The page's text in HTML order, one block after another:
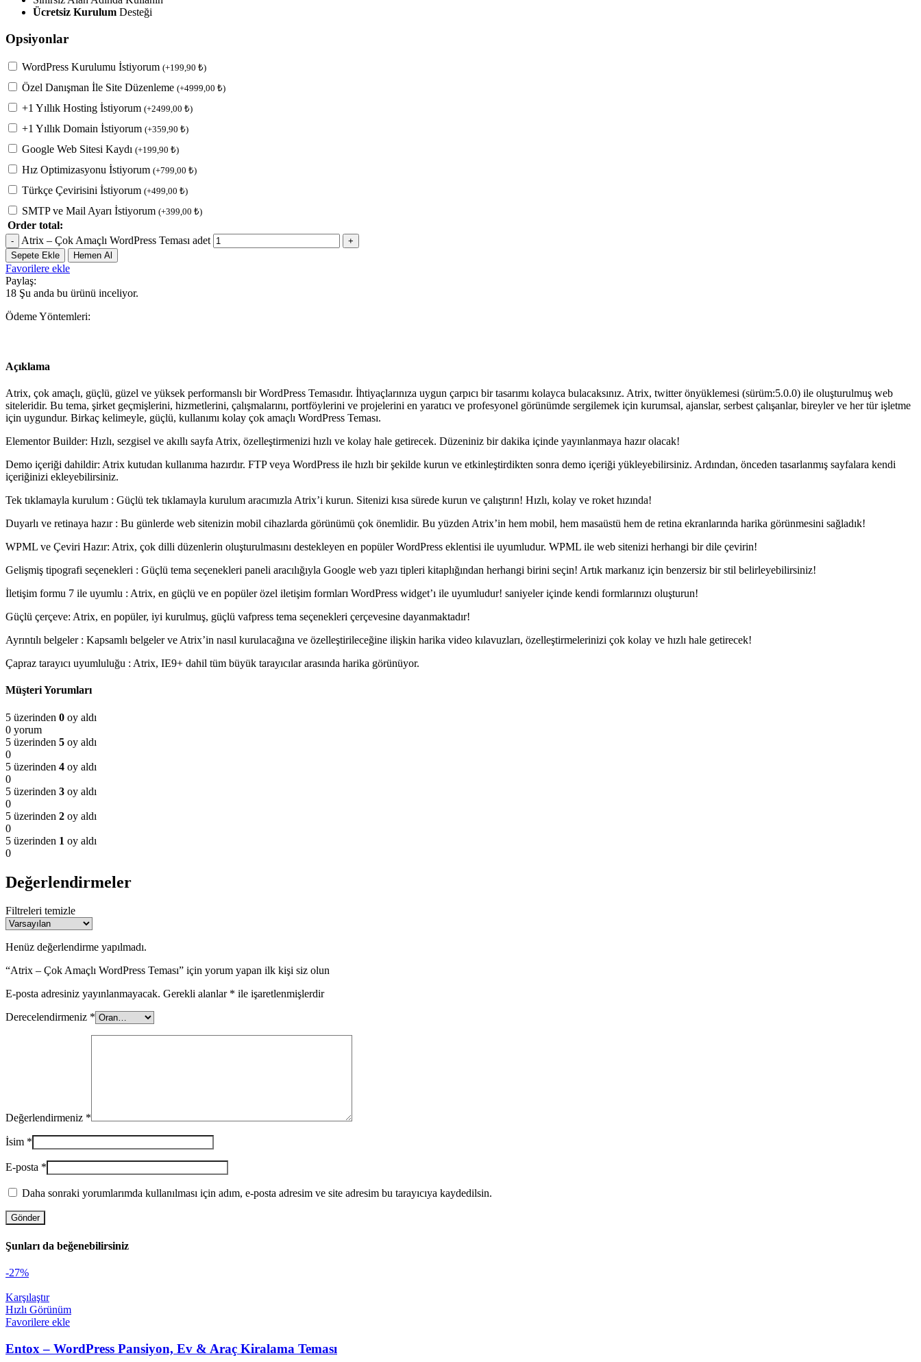
Ücretsiz Kurulum Desteği
Opsiyonlar
WordPress Kurulumu İstiyorum (+199,90 ₺)
Özel Danışman İle Site Düzenleme (+4999,00 ₺)
+1 Yıllık Hosting İstiyorum (+2499,00 ₺)
+1 Yıllık Domain İstiyorum (+359,90 ₺)
Google Web Sitesi Kaydı (+199,90 ₺)
Hız Optimizasyonu İstiyorum (+799,00 ₺)
Türkçe Çevirisini İstiyorum (+499,00 ₺)
SMTP ve Mail Ayarı İstiyorum (+399,00 ₺)
Order total:
Atrix – Çok Amaçlı WordPress Teması adet
Sepete Ekle Hemen Al
Favorilere ekle
Paylaş:
18 Şu anda bu ürünü inceliyor.
Ödeme Yöntemleri:
Açıklama
Atrix, çok amaçlı, güçlü, güzel ve yüksek performanslı bir WordPress Temasıdır. İhtiyaçlarınıza uygun çarpıcı bir tasarımı kolayca bulacaksınız. Atrix, twitter önyüklemesi (sürüm:5.0.0) ile oluşturulmuş web
siteleridir. Bu tema, şirket geçmişlerini, hizmetlerini, çalışmalarını, portföylerini ve projelerini en yaratıcı ve profesyonel görünümde sergilemek için kurumsal, ajanslar, serbest çalışanlar, bireyler ve her tür işletme
için uygundur. Birkaç kelimeyle, güçlü, kullanımı kolay çok amaçlı WordPress Teması.
Elementor Builder: Hızlı, sezgisel ve akıllı sayfa Atrix, özelleştirmenizi hızlı ve kolay hale getirecek. Düzeniniz bir dakika içinde yayınlanmaya hazır olacak!
Demo içeriği dahildir: Atrix kutudan kullanıma hazırdır. FTP veya WordPress ile hızlı bir şekilde kurun ve etkinleştirdikten sonra demo içeriği yükleyebilirsiniz. Ardından, önceden tasarlanmış sayfalara kendi
içeriğinizi ekleyebilirsiniz.
Tek tıklamayla kurulum : Güçlü tek tıklamayla kurulum aracımızla Atrix’i kurun. Sitenizi kısa sürede kurun ve çalıştırın! Hızlı, kolay ve roket hızında!
Duyarlı ve retinaya hazır : Bu günlerde web sitenizin mobil cihazlarda görünümü çok önemlidir. Bu yüzden Atrix’in hem mobil, hem masaüstü hem de retina ekranlarında harika görünmesini sağladık!
WPML ve Çeviri Hazır: Atrix, çok dilli düzenlerin oluşturulmasını destekleyen en popüler WordPress eklentisi ile uyumludur. WPML ile web sitenizi herhangi bir dile çevirin!
Gelişmiş tipografi seçenekleri : Güçlü tema seçenekleri paneli aracılığıyla Google web yazı tipleri kitaplığından herhangi birini seçin! Artık markanız için benzersiz bir stil belirleyebilirsiniz!
İletişim formu 7 ile uyumlu : Atrix, en güçlü ve en popüler özel iletişim formları WordPress widget’ı ile uyumludur! saniyeler içinde kendi formlarınızı oluşturun!
Güçlü çerçeve: Atrix, en popüler, iyi kurulmuş, güçlü vafpress tema seçenekleri çerçevesine dayanmaktadır!
Ayrıntılı belgeler : Kapsamlı belgeler ve Atrix’in nasıl kurulacağına ve özelleştirileceğine ilişkin harika video kılavuzları, özelleştirmelerinizi çok kolay ve hızlı hale getirecek!
Çapraz tarayıcı uyumluluğu : Atrix, IE9+ dahil tüm büyük tarayıcılar arasında harika görünüyor.
Müşteri Yorumları
5 üzerinden 0 oy aldı
0 yorum
5 üzerinden 5 oy aldı
0
5 üzerinden 4 oy aldı
0
5 üzerinden 3 oy aldı
0
5 üzerinden 2 oy aldı
0
5 üzerinden 1 oy aldı
0
Değerlendirmeler
Filtreleri temizle
Henüz değerlendirme yapılmadı.
“Atrix – Çok Amaçlı WordPress Teması” için yorum yapan ilk kişi siz olun
E-posta adresiniz yayınlanmayacak. Gerekli alanlar * ile işaretlenmişlerdir
Derecelendirmeniz *
Değerlendirmeniz *
İsim *
E-posta *
Daha sonraki yorumlarımda kullanılması için adım, e-posta adresim ve site adresim bu tarayıcıya kaydedilsin.
Şunları da beğenebilirsiniz
-27%
Karşılaştır
Hızlı Görünüm
Favorilere ekle
Entox – WordPress Pansiyon, Ev & Araç Kiralama Teması